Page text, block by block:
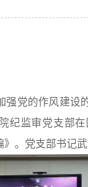
强党的作风建设
纪监审党支部
。党支部书记